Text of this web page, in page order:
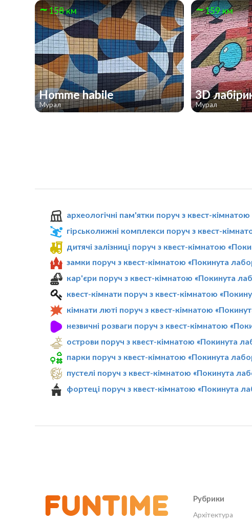
158 км
Homme habile
Мурал
159 км
3D
Мурал
археологічні пам'ятки поруч з квест-
гірськолижні комплекси поруч з квест-
дитячі залізниці поруч з квест-кімнатою
замки поруч з квест-кімнатою «Покинута
кар'єри поруч з квест-кімнатою «Покинута
квест-кімнати поруч з квест-кімнатою
кімнати люті поруч з квест-кімнатою
незвичні розваги поруч з квест-кімнатою
острови поруч з квест-кімнатою «Покинута
парки поруч з квест-кімнатою «Покинута
пустелі поруч з квест-кімнатою «Покинута
фортеці поруч з квест-кімнатою «Покинута
Рубрики
Архітектура